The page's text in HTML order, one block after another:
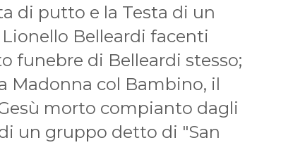
di putto e la Testa di un
Belleardi facenti
funebre di Belleardi stesso;
Madonna col Bambino, il
morto compianto dagli
un gruppo detto di "San